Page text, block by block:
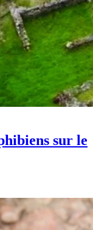
sur le